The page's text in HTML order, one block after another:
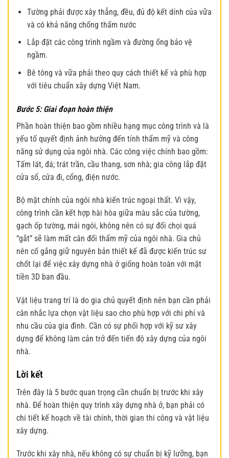
Tường phải được xây thẳng, đều, đủ độ kết dính của vữa
và có khả năng chống thấm nước
Lắp đặt các công trình ngầm và đường ống bảo vệ
ngầm.
Bê tông và vữa phải theo quy cách thiết kế và phù hợp
với tiêu chuẩn xây dựng Việt Nam.
Bước 5: Giai đoạn hoàn thiện
Phần hoàn thiện bao gồm nhiều hạng mục công trình và là
yếu tố quyết định ảnh hưởng đến tính thẩm mỹ và công
năng sử dụng của ngôi nhà. Các công việc chính bao gồm:
Tấm lát, đá; trát trần, cầu thang, sơn nhà; gia công lắp đặt
cửa sổ, cửa đi, cổng, điện nước.
Bộ mặt chính của ngôi nhà kiến trúc ngoại thất. Vì vậy,
công trình cần kết hợp hài hòa giữa màu sắc của tường,
gạch ốp tường, mái ngói, không nên có sự đối chọi quá
“gắt” sẽ làm mất cân đối thẩm mỹ của ngôi nhà. Gia chủ
nên cố gắng giữ nguyên bản thiết kế đã được kiến ​​trúc sư
chốt lại để việc xây dựng nhà ở giống hoàn toàn với mặt
tiền 3D ban đầu.
Vật liệu trang trí là do gia chủ quyết định nên bạn cần phải
cân nhắc lựa chọn vật liệu sao cho phù hợp với chi phí và
nhu cầu của gia đình. Cần có sự phối hợp với kỹ sư xây
dựng để không làm cản trở đến tiến độ xây dựng của ngôi
nhà.
Lời kết
Trên đây là 5 bước quan trọng cần chuẩn bị trước khi xây
nhà. Để hoàn thiện quy trình xây dựng nhà ở, bạn phải có
chi tiết kế hoạch về tài chính, thời gian thi công và vật liệu
xây dựng.
Trước khi xây nhà, nếu không có sự chuẩn bị kỹ lưỡng, bạn